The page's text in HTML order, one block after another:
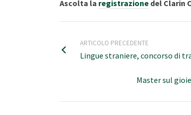
Ascolta la registrazione del Clarin
ARTICOLO PRECEDENTE
Lingue straniere, concorso di
Master sul